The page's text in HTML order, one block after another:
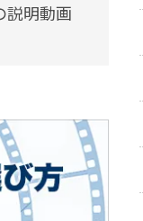
説明動画